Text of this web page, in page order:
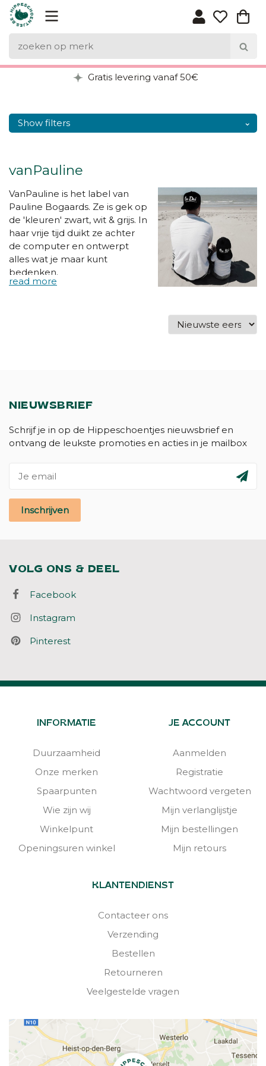
Gratis levering vanaf 50€
Show filters
vanPauline
VanPauline is het label van
Pauline Bogaards. Ze is gek op
de 'kleuren' zwart, wit & grijs. In
haar vrije tijd duikt ze achter
de computer en ontwerpt
alles wat je maar kunt
bedenken.
NIEUWSBRIEF
Schrijf je in op de Hippeschoentjes nieuwsbrief en
ontvang de leukste promoties en acties in je mailbox
Inschrijven
VOLG ONS & DEEL
Facebook
Instagram
Pinterest
INFORMATIE
Duurzaamheid
Onze merken
Spaarpunten
Wie zijn wij
Winkelpunt
Openingsuren winkel
JE ACCOUNT
Aanmelden
Registratie
Wachtwoord vergeten
Mijn verlanglijstje
Mijn bestellingen
Mijn retours
KLANTENDIENST
Contacteer ons
Verzending
Bestellen
Retourneren
Veelgestelde vragen